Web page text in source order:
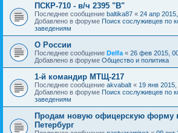
ПСКР-710 - в/ч 2395 "В"
Последнее сообщение baltika87 « 24 апр
Добавлено в форуме Поиск сослуживцев по
заведениям
О России
Последнее сообщение Delfa « 26 фев 2015,
Добавлено в форуме Общество и политика
1-й командир МТЩ-217
Последнее сообщение akvabalt « 19 янв
Добавлено в форуме Поиск сослуживцев по
заведениям
Продам новую офицерскую форму
Петербург